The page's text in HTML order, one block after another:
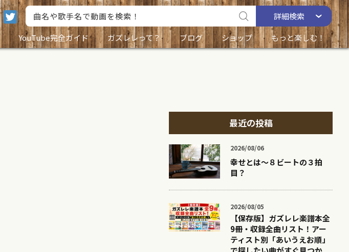
詳細検索
YouTube完全ガイド ガズレレって？ ブログ ショップ もっと楽しむ！
最近の投稿
2026/08/06
幸せとは〜８ビートの３拍
目？
2026/08/05
【保存版】ガズレレ楽譜本全
9冊・収録全曲リスト！アー
ティスト別「あいうえお順」